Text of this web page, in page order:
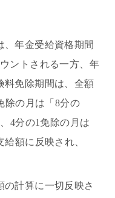
、年金受給資格期間
ントされる一方、年
料免除期間は、全額
除の月は「8分の
4分の1免除の月は
給額に反映され、
の計算に一切反映さ